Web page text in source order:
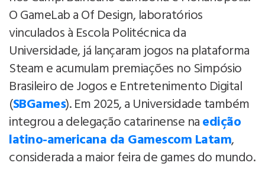
O GameLab a Of Design, laboratórios
vinculados à Escola Politécnica da
Universidade, já lançaram jogos na plataforma
Steam e acumulam premiações no Simpósio
Brasileiro de Jogos e Entretenimento Digital
(SBGames). Em 2025, a Universidade também
integrou a delegação catarinense naedição
latino-americana da Gamescom Latam,
considerada a maior feira de games do mundo.